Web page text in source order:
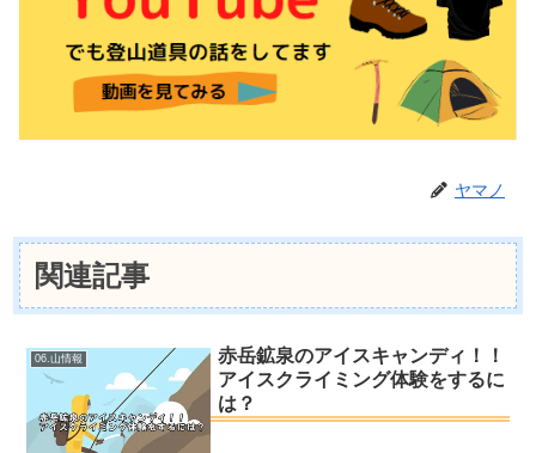
ヤマノ
関連記事
06.山情報
赤岳鉱泉のアイスキャンディ！！
アイスクライミング体験をするに
は？